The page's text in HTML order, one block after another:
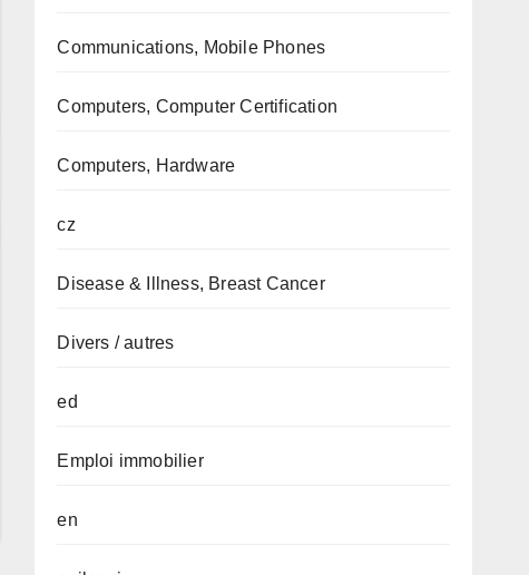
Communications, Mobile Phones
Computers, Computer Certification
Computers, Hardware
cz
Disease & Illness, Breast Cancer
Divers / autres
ed
Emploi immobilier
en